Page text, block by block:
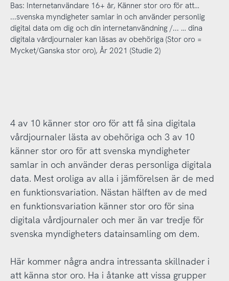
Bas: Internetanvändare 16+ år, Känner stor oro för att…
...svenska myndigheter samlar in och använder personlig
digital data om dig och din internetanvändning /... … dina
digitala vårdjournaler kan läsas av obehöriga (Stor oro =
Mycket/Ganska stor oro), År 2021 (Studie 2)
4 av 10 känner stor oro för att få sina digitala
vårdjournaler lästa av obehöriga och 3 av 10
känner stor oro för att svenska myndigheter
samlar in och använder deras personliga digitala
data. Mest oroliga av alla i jämförelsen är de med
en funktionsvariation. Nästan hälften av de med
en funktionsvariation känner stor oro för sina
digitala vårdjournaler och mer än var tredje för
svenska myndigheters datainsamling om dem.
Här kommer några andra intressanta skillnader i
att känna stor oro. Ha i åtanke att vissa grupper